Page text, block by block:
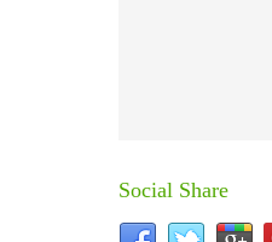
Social Share